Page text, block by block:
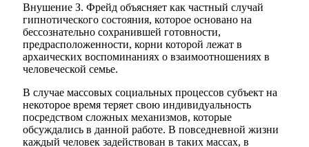
Внушение З. Фрейд объясняет как частный случай
гипнотического состояния, которое основано на
бессознательно сохранившей готовности,
предрасположенности, корни которой лежат в
архаических воспоминаниях о взаимоотношениях в
человеческой семье.
В случае массовых социальных процессов субъект на
некоторое время теряет свою индивидуальность
посредством сложных механизмов, которые
обсуждались в данной работе. В повседневной жизни
каждый человек задействован в таких массах, в